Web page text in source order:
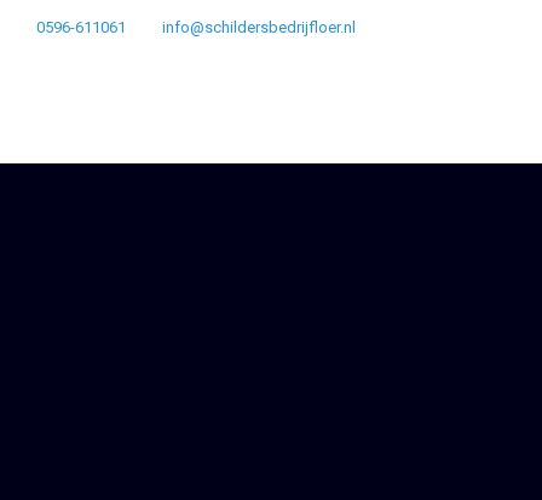
0596-611061 info@schildersbedrijfloer.nl